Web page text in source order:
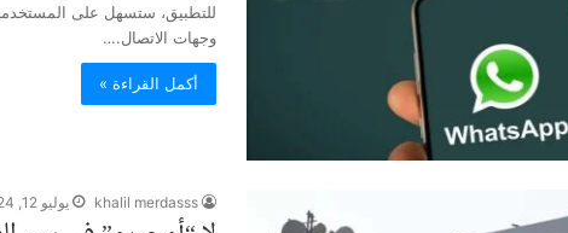
للتطبيق، ستسهل على
وجهات الاتصال.…
أكمل القراءة »
khalil merdasss يوليو 12, 2024